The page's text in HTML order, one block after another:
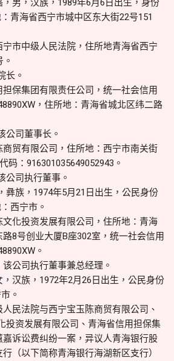
青海省西宁市城中区东大街22号151
市中级人民法院，住所地青海省西宁
。
长。
保集团有限责任公司，统一社会信用
，住所地：青海省城北区纬二路
公司董事长。
贸有限公司，住所地：西宁市南关街
码：916301035649052943。
公司执行董事。
彝族，1974年5月21日出生，公民身份
：西宁市。
化投资发展有限公司，住所地：青海
8号创业大厦B座302室，统一社会信用
。
该公司执行董事兼总经理。
汉族，1972年2月26日出生，公民身份
市。
民法院与西宁宝玉陈商贸有限公司、
投资发展有限公司、青海省信用担保集
诉讼费纠纷一案，异议人青海银行股
（以下简称青海银行海湖新区支行）